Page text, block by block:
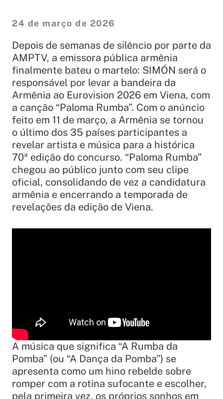
24 de março de 2026
Depois de semanas de silêncio por parte da
AMPTV, a emissora pública armênia
finalmente bateu o martelo: SIMÓN será o
responsável por levar a bandeira da
Armênia ao Eurovision 2026 em Viena, com
a canção “Paloma Rumba”. Com o anúncio
feito em 11 de março, a Armênia se tornou
o último dos 35 países participantes a
revelar artista e música para a histórica
70ª edição do concurso. “Paloma Rumba”
chegou ao público junto com seu clipe
oficial, consolidando de vez a candidatura
armênia e encerrando a temporada de
revelações da edição de Viena.
A música que significa “A Rumba da
Pomba” (ou “A Dança da Pomba”) se
apresenta como um hino rebelde sobre
romper com a rotina sufocante e escolher,
pela primeira vez, os próprios sonhos em